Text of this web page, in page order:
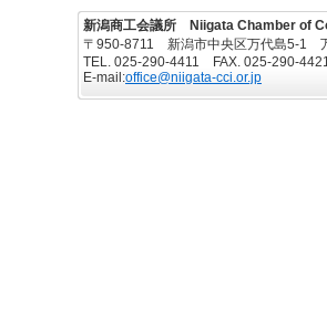
新潟商工会議所 Niigata Chamber of
〒950-8711 新潟市中央区万代島5-1
TEL. 025-290-4411 FAX. 025-290-
E-mail:office@niigata-cci.or.jp